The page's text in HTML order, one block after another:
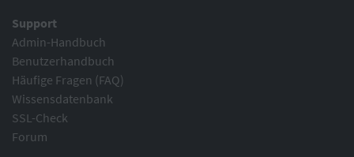
Support
Admin-Handbuch
Benutzerhandbuch
Häufige Fragen (FAQ)
Wissensdatenbank
SSL-Check
Forum